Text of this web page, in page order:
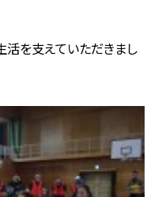
を支えていただきまし